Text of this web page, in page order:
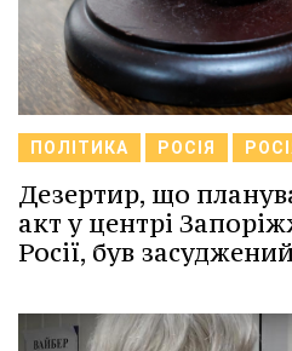
ПОЛІТИКА РОСІЯ
Дезертир, що
акт у центрі
Росії, був